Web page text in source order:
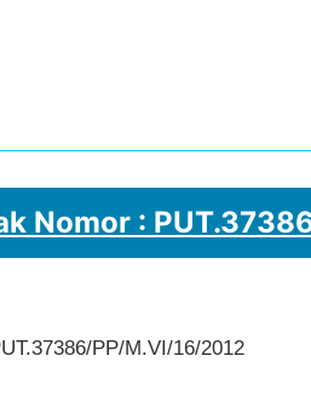
Nomor :
PP/M.VI/16/2012